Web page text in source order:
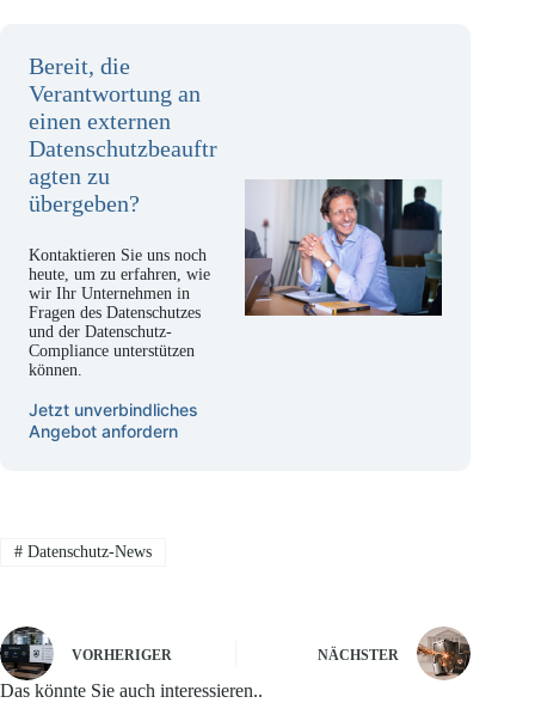
Bereit, die
Verantwortung an
einen externen
Datenschutzbeauftr
agten zu
übergeben?
Kontaktieren Sie uns noch
heute, um zu erfahren, wie
wir Ihr Unternehmen in
Fragen des Datenschutzes
und der Datenschutz-
Compliance unterstützen
können.
Jetzt unverbindliches
Angebot anfordern
#Datenschutz-News
VORHERIGER NÄCHSTER
Das könnte Sie auch interessieren..